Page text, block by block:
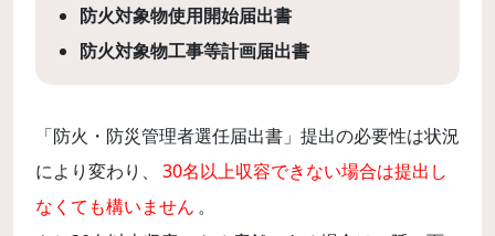
防火対象物使用開始届出書
防火対象物工事等計画届出書
「防火・防災管理者選任届出書」提出の必要性は状況
により変わり、
30名以上収容できない場合は提出し
なくても構いません 。